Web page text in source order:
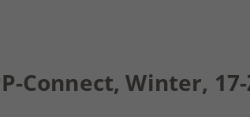
Connect, Winter,